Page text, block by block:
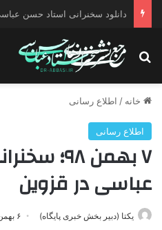
دانلود سخنرانی استاد حسن عباسی
جستجو برای
خانه / اطلاع رسانی
اطلاع رسانی
۷ بهمن
عباسی در قزوین
یکتا (دبیر بخش خبری پایگاه) ۶ بهمن ۱۳۹۸